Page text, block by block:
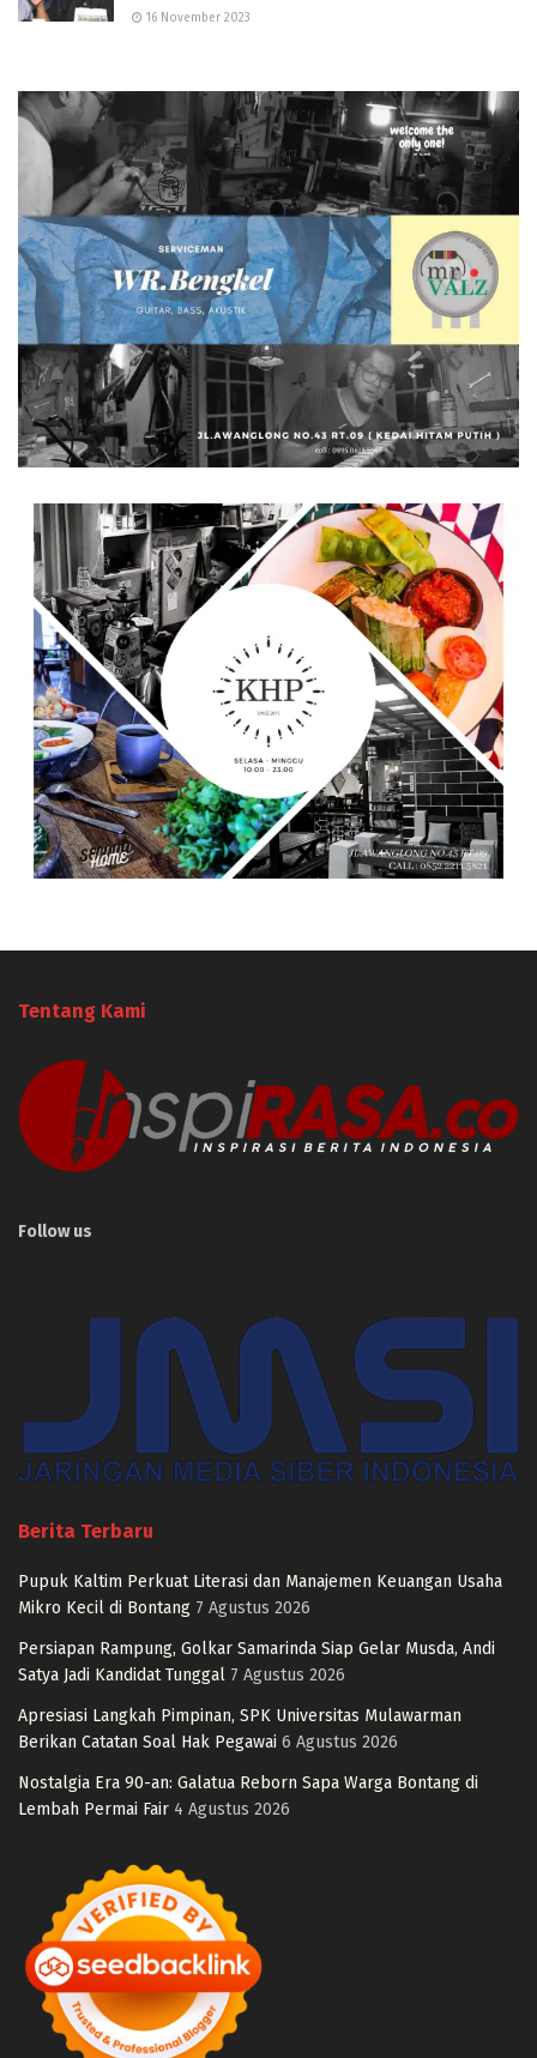
16 November 2023
Tentang Kami
Follow us
Berita Terbaru
Pupuk Kaltim Perkuat Literasi dan Manajemen Keuangan Usaha
Mikro Kecil di Bontang 7 Agustus 2026
Persiapan Rampung, Golkar Samarinda Siap Gelar Musda, Andi
Satya Jadi Kandidat Tunggal 7 Agustus 2026
Apresiasi Langkah Pimpinan, SPK Universitas Mulawarman
Berikan Catatan Soal Hak Pegawai 6 Agustus 2026
Nostalgia Era 90-an: Galatua Reborn Sapa Warga Bontang di
Lembah Permai Fair 4 Agustus 2026